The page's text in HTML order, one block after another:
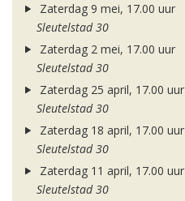
Zaterdag 9 mei, 17.00 uur
Sleutelstad 30
Zaterdag 2 mei, 17.00 uur
Sleutelstad 30
Zaterdag 25 april, 17.00 uur
Sleutelstad 30
Zaterdag 18 april, 17.00 uur
Sleutelstad 30
Zaterdag 11 april, 17.00 uur
Sleutelstad 30